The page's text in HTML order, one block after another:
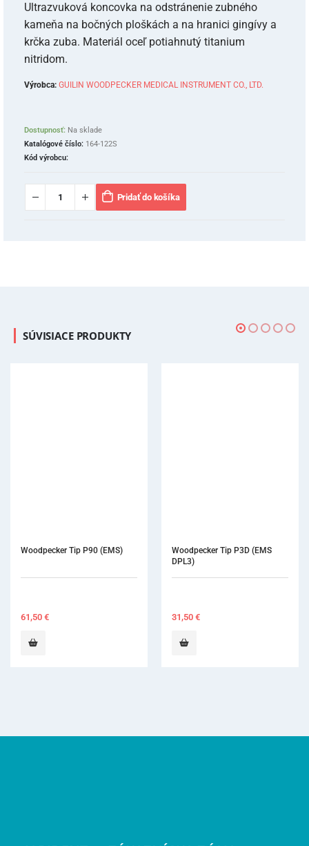
Ultrazvuková koncovka na odstránenie zubného
kameňa na bočných ploškách a na hranici gingívy a
krčka zuba. Materiál oceľ potiahnutý titanium
nitridom.
Výrobca: GUILIN WOODPECKER MEDICAL INSTRUMENT CO., LTD.
Dostupnosť: Na sklade
Katalógové číslo: 164-122S
Kód výrobcu:
Pridať do košíka
SÚVISIACE PRODUKTY
Woodpecker Tip P90 (EMS)
61,50 €
Woodpecker Tip P3D (EMS
DPL3)
31,50 €